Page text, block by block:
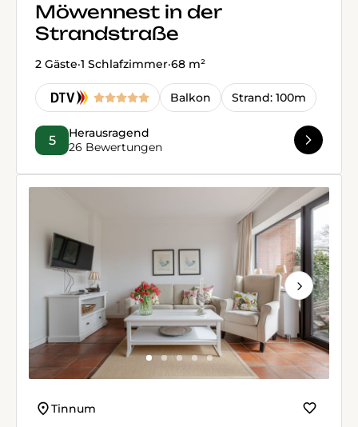
Möwennest in der
Strandstraße
2 Gäste·1 Schlafzimmer·68 m²
Balkon Strand: 100m
5
Herausragend
26 Bewertungen
Next
Tinnum